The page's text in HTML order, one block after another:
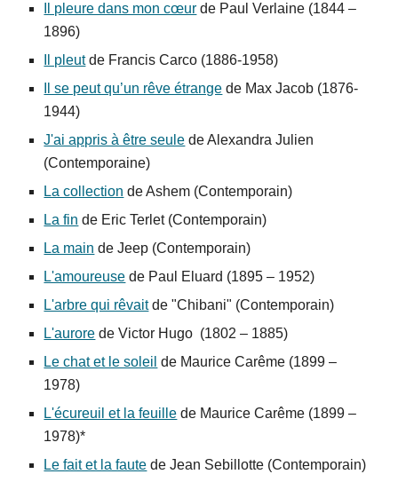
Il pleure dans mon cœur de Paul Verlaine (1844 –
1896)
Il pleutde Francis Carco (1886-1958)
Il se peut qu’un rêve étrange de Max Jacob (1876-
1944)
J'ai appris à être seule de Alexandra Julien
(Contemporaine)
La collection de Ashem (Contemporain)
La fin de Eric Terlet (Contemporain)
La main de Jeep (Contemporain)
L'amoureuse de Paul Eluard (1895 – 1952)
L'arbre qui rêvait de "Chibani" (Contemporain)
L'aurore de Victor Hugo (1802 – 1885)
Le chat et le soleil de Maurice Carême (1899 –
1978)
L'écureuil et la feuille de Maurice Carême (1899 –
1978)*
Le fait et la faute de Jean Sebillotte (Contemporain)